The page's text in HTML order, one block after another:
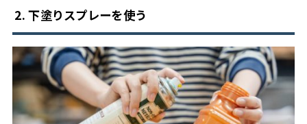
2. 下塗りスプレーを使う